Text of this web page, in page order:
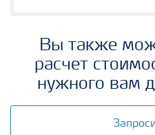
Вы также
расчет
нужного вам